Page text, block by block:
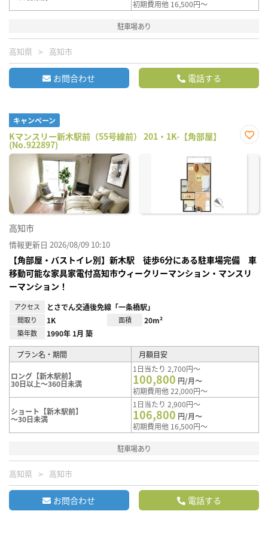
初期費用他 16,500円～
駐車場あり
高知県 高知市
お問合わせ 電話する
キャンペーン
Kマンスリー新木駅前（55号線前） 201・1K-【角部屋】
(No.922897)
に入
高知市
情報更新日 2026/08/09 10:10
【角部屋・バストイレ別】新木駅 徒歩6分にある駐車場完備 車
移動可能な家具家電付高知市ウィークリーマンション・マンスリ
ーマンション！
アクセス とさでん交通後免線「一条橋駅」
間取り 1K 面積 20m²
築年数 1990年 1月 築
プラン名・期間 月額目安
ロング【新木駅前】
30日以上～360日未満
1日当たり 2,700円～
100,800 円/月～
初期費用他 22,000円～
ショート【新木駅前】
～30日未満
1日当たり 2,900円～
106,800 円/月～
初期費用他 16,500円～
駐車場あり
高知県 高知市
お問合わせ 電話する